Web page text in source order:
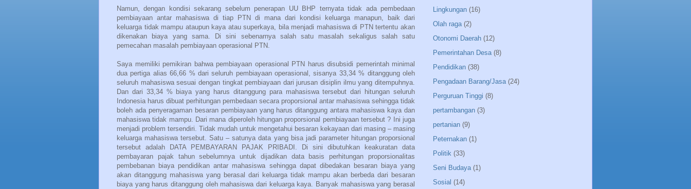
Namun, dengan kondisi sekarang sebelum penerapan UU BHP ternyata tidak ada pembedaan
pembiayaan antar mahasiswa di tiap PTN di mana dari kondisi keluarga manapun, baik dari
keluarga tidak mampu ataupun kaya atau superkaya, bila menjadi mahasiswa di PTN tertentu akan
dikenakan biaya yang sama. Di sini sebenarnya salah satu masalah sekaligus salah satu
pemecahan masalah pembiayaan operasional PTN.
Saya memiliki pemikiran bahwa pembiayaan operasional PTN harus disubsidi pemerintah minimal
dua pertiga alias 66,66 % dari seluruh pembiayaan operasional, sisanya 33,34 % ditanggung oleh
seluruh mahasiswa sesuai dengan tingkat pembiayaan dari jurusan disiplin ilmu yang ditempuhnya.
Dan dari 33,34 % biaya yang harus ditanggung para mahasiswa tersebut dari hitungan seluruh
Indonesiaharus dibuat perhitungan pembedaan secara proporsional antar mahasiswa sehingga tidak
boleh ada penyeragaman besaran pembiayaan yang harus ditanggung antara mahasiswa kaya dan
mahasiswa tidak mampu. Dari mana diperoleh hitungan proporsional pembiayaan tersebut ? Ini juga
menjadi problem tersendiri. Tidak mudah untuk mengetahui besaran kekayaan dari masing – masing
keluarga mahasiswa tersebut. Satu – satunya data yang bisa jadi parameter hitungan proporsional
tersebut adalah DATA PEMBAYARAN PAJAK PRIBADI. Di sini dibutuhkan keakuratan data
pembayaran pajak tahun sebelumnya untuk dijadikan data basis perhitungan proporsionalitas
pembebanan biaya pendidikan antar mahasiswa sehingga dapat dibedakan besaran biaya yang
akan ditanggung mahasiswa yang berasal dari keluarga tidak mampu akan berbeda dari besaran
biaya yang harus ditanggung oleh mahasiswa dari keluarga kaya. Banyak mahasiswa yang berasal
Lingkungan (16)
Olah raga (2)
Otonomi Daerah (12)
Pemerintahan Desa (8)
Pendidikan (38)
Pengadaan Barang/Jasa (24)
Perguruan Tinggi (8)
pertambangan (3)
pertanian (9)
Peternakan (1)
Politik (33)
Seni Budaya (1)
Sosial (14)